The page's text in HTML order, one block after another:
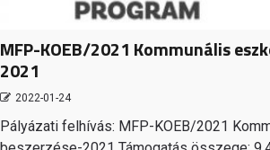
MFP-KOEB/2021 Kommunális
2021
2022-01-24
Pályázati felhívás: MFP-KOEB/2021